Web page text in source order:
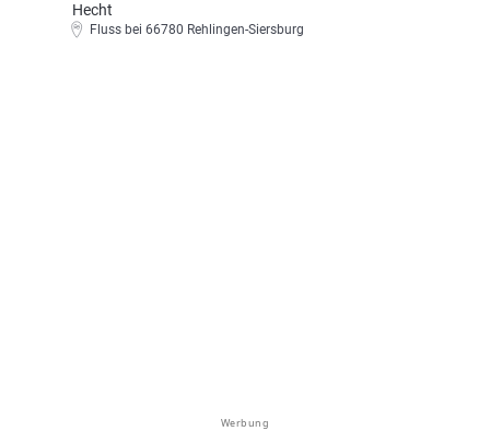
Hecht
Fluss bei 66780 Rehlingen-Siersburg
Werbung